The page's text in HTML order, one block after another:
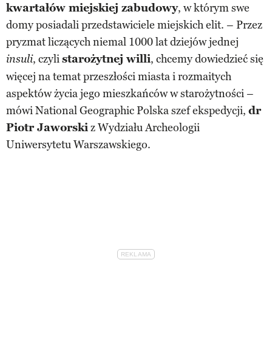
kwartałów miejskiej zabudowy, w którym swe
domy posiadali przedstawiciele miejskich elit. – Przez
pryzmat liczących niemal 1000 lat dziejów jednej
insuli, czylistarożytnej willi, chcemy dowiedzieć się
więcej na temat przeszłości miasta i rozmaitych
aspektów życia jego mieszkańców w starożytności –
mówi National Geographic Polska szef ekspedycji, dr
Piotr Jaworskiz Wydziału Archeologii
Uniwersytetu Warszawskiego.